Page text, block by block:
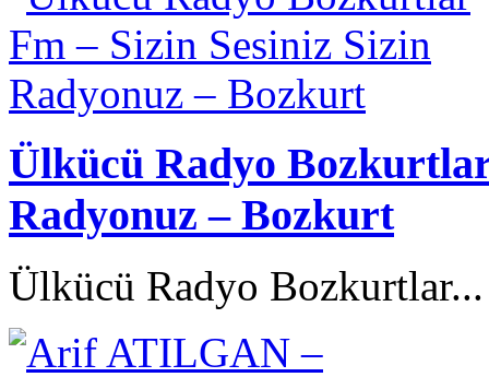
Ülkücü Radyo
Radyonuz – Bozkurt
Ülkücü Radyo